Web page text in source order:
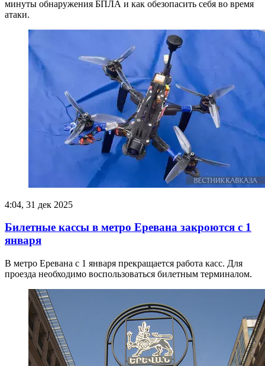
минуты обнаружения БПЛА и как обезопасить себя во время
атаки.
4:04, 31 дек 2025
Билетные кассы в метро Еревана закроются с 1
января
В метро Еревана с 1 января прекращается работа касс. Для
проезда необходимо воспользоваться билетным терминалом.